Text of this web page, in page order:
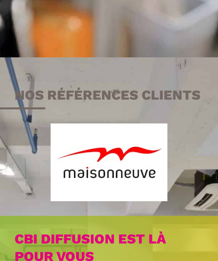
NOS RÉFÉRENCES CLIENTS
CBI DIFFUSION EST LÀ
POUR VOUS